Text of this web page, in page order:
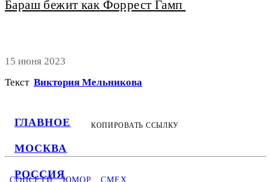
ГЛАВНОЕ
МОСКВА
РОССИЯ
Бараш бежит как Форрест Гамп
15 июня 2023
Текст Виктория Мельникова
КОПИРОВАТЬ ССЫЛКУ
СОЦСЕТИ ЮМОР СМЕХ